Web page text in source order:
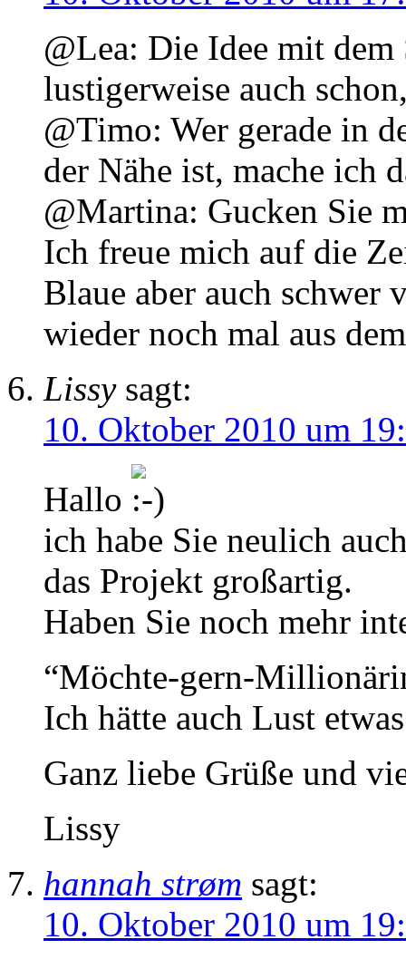
@Lea: Die Idee mit
lustigerweise auch
@Timo: Wer gerade in
der Nähe ist, mache ich
@Martina: Gucken Sie
Ich freue mich auf die
Blaue aber auch schwer
wieder noch mal aus
Lissy sagt:
10. Oktober 2010 um
Hallo
ich habe Sie neulich
das Projekt großartig.
Haben Sie noch mehr
“Möchte-gern-
Ich hätte auch Lust
Ganz liebe Grüße und
Lissy
hannah strøm sagt:
10. Oktober 2010 um